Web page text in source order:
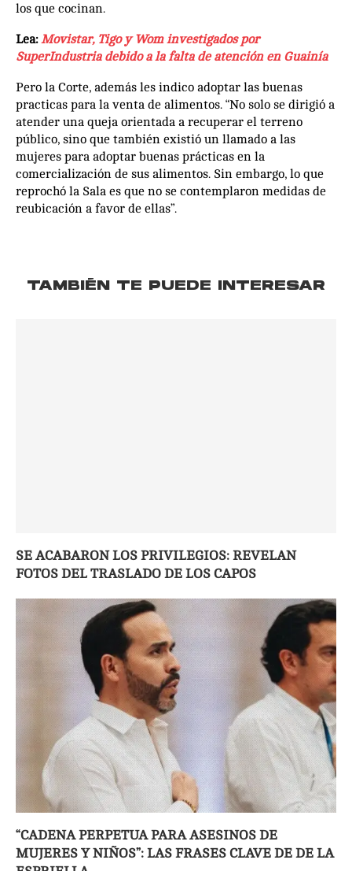
los que cocinan.
Lea: Movistar, Tigo y Wom investigados por
SuperIndustria debido a la falta de atención en Guainía
Pero la Corte, además les indico adoptar las buenas
practicas para la venta de alimentos. “No solo se dirigió a
atender una queja orientada a recuperar el terreno
público, sino que también existió un llamado a las
mujeres para adoptar buenas prácticas en la
comercialización de sus alimentos. Sin embargo, lo que
reprochó la Sala es que no se contemplaron medidas de
reubicación a favor de ellas”.
TAMBIÉN TE PUEDE INTERESAR
SE ACABARON LOS PRIVILEGIOS: REVELAN
FOTOS DEL TRASLADO DE LOS CAPOS
“CADENA PERPETUA PARA ASESINOS DE
MUJERES Y NIÑOS”: LAS FRASES CLAVE DE DE LA